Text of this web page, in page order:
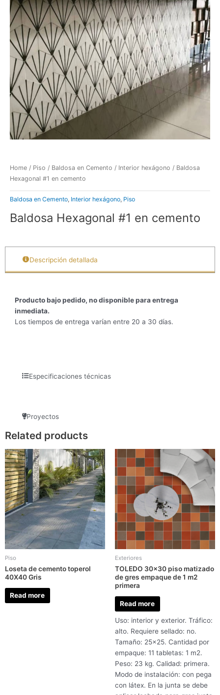
Home / Piso / Baldosa en Cemento / Interior hexágono / Baldosa
Hexagonal #1 en cemento
Baldosa en Cemento, Interior hexágono, Piso
Baldosa Hexagonal #1 en cemento
Descripción detallada
Especificaciones técnicas
Proyectos
Producto bajo pedido, no disponible para entrega
inmediata.
Los tiempos de entrega varían entre 20 a 30 días.
Related products
Piso
Loseta de cemento toperol
40X40 Gris
Read more
Exteriores
TOLEDO 30×30 piso matizado
de gres empaque de 1 m2
primera
Read more
Uso: interior y exterior. Tráfico:
alto. Requiere sellado: no.
Tamaño: 25×25. Cantidad por
empaque: 11 tabletas: 1 m2.
Peso: 23 kg. Calidad: primera.
Modo de instalación: con pega
con látex. En la junta se debe